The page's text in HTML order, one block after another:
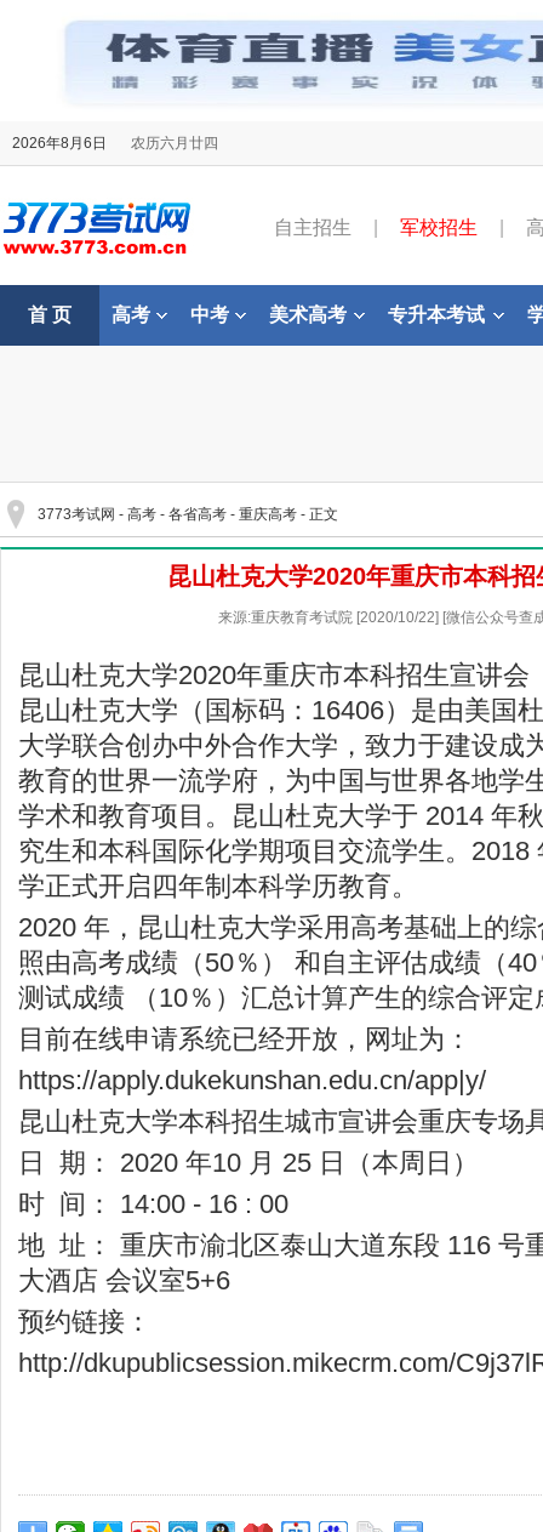
2026年8月6日 农历六月廿四
自主招生 军校招生
首 页 高考 中考 美术高考 专升本考试
3773考试网 - 高考 - 各省高考 - 重庆高考 - 正文
昆山杜克大学2020年重庆市本科招
来源:重庆教育考试院 [2020/10/22] [微信公众号查
昆山杜克大学2020年重庆市本科招生宣讲会
昆山杜克大学（国标码：16406）是由美国
大学联合创办中外合作大学，致力于建设成
教育的世界一流学府，为中国与世界各地学
学术和教育项目。昆山杜克大学于 2014 年
究生和本科国际化学期项目交流学生。2018
学正式开启四年制本科学历教育。
2020 年，昆山杜克大学采用高考基础上的
照由高考成绩（50％） 和自主评估成绩（
测试成绩 （10％）汇总计算产生的综合评
目前在线申请系统已经开放，网址为：
https://apply.dukekunshan.edu.cn/app|y/
昆山杜克大学本科招生城市宣讲会重庆专场
日 期： 2020 年10 月 25 日（本周日）
时 间： 14:00 - 16 : 00
地 址： 重庆市渝北区泰山大道东段 116 号
大酒店 会议室5+6
预约链接：
http://dkupublicsession.mikecrm.com/